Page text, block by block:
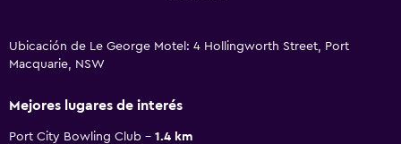
Ubicación de Le George Motel: 4 Hollingworth Street, Port
Macquarie, NSW
Mejores lugares de interés
Port City Bowling Club
1.4 km